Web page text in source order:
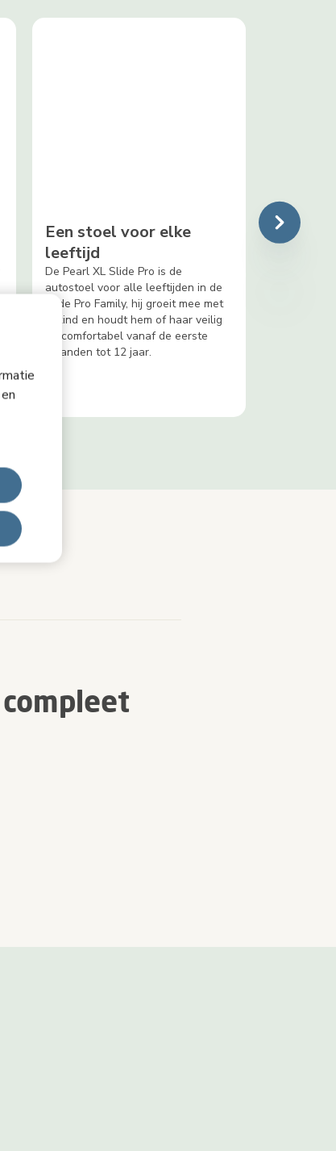
Een stoel voor elke
leeftijd
De Pearl XL Slide Pro is de
autostoel voor alle leeftijden in de
Slide Pro Family, hij groeit mee met
je kind en houdt hem of haar veilig
en comfortabel vanaf de eerste
maanden tot 12 jaar.